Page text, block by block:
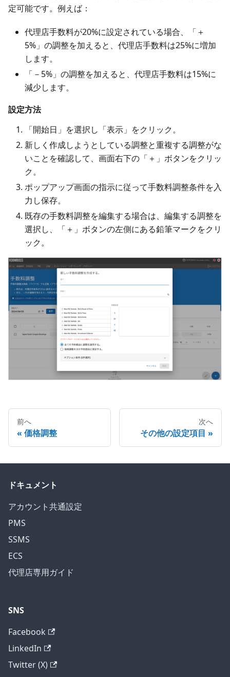
定可能です。例えば：
代理店手数料が20%に設定されている場合、「＋
5%」の調整を加えると、代理店手数料は25%に増加
します。
「－5%」の調整を加えると、代理店手数料は15%に
減少します。
設定方法
「開始日」を選択し「表示」をクリック。
新しく作成しようとしている調整と重複する調整がな
いことを確認して、画面右下の「＋」ボタンをクリッ
ク。
ポップアップ画面の指示に従って手数料調整条件を入
力し保存。
既存の手数料調整を編集する場合は、編集する調整を
選択し、「＋」ボタンの左側にある鉛筆マークをクリ
ック。
前へ
価格調整
次へ
その他の設定項目
ドキュメント
アカウント共通設定
PMS
SSMS
ECS
代理店専用ガイド
SNS
Facebook
LinkedIn
Twitter (X)